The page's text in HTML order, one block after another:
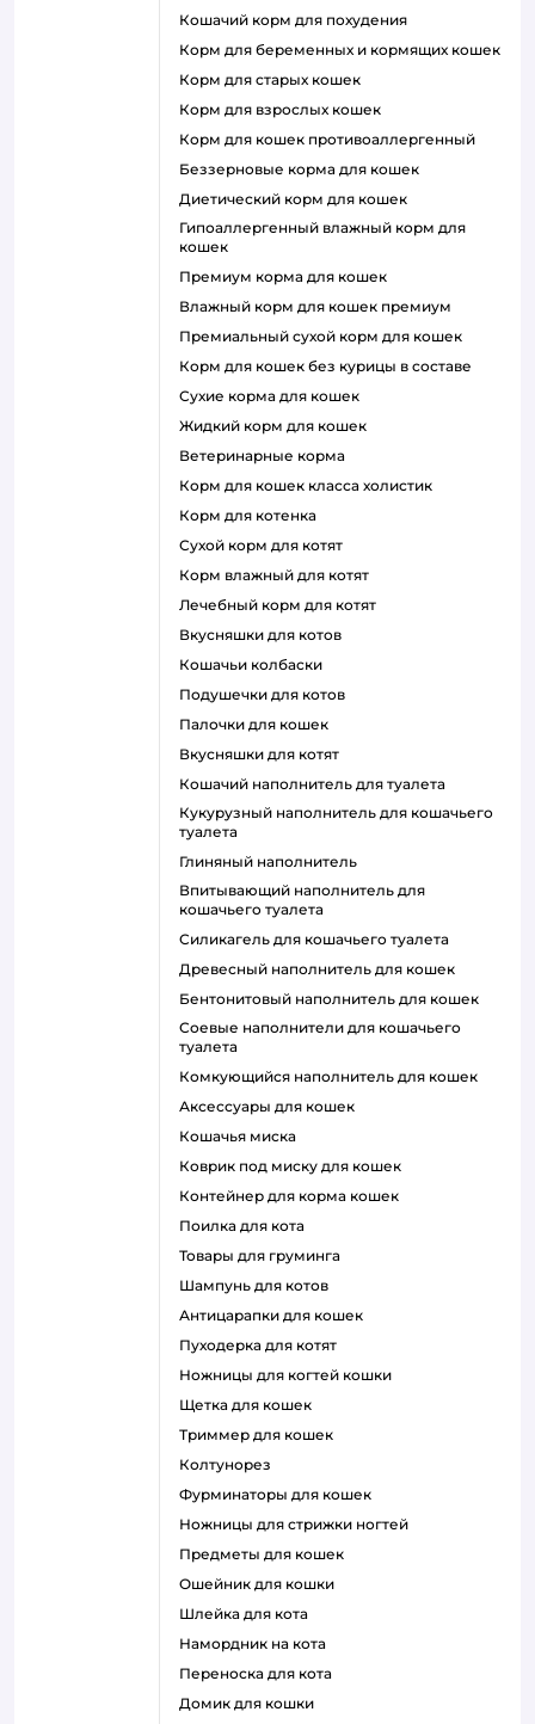
кошачий корм для похудения
корм для беременных и кормящих кошек
корм для старых кошек
корм для взрослых кошек
корм для кошек противоаллергенный
беззерновые корма для кошек
диетический корм для кошек
гипоаллергенный влажный корм для
кошек
премиум корма для кошек
влажный корм для кошек премиум
премиальный сухой корм для кошек
корм для кошек без курицы в составе
сухие корма для кошек
жидкий корм для кошек
ветеринарные корма
корм для кошек класса холистик
корм для котенка
сухой корм для котят
корм влажный для котят
лечебный корм для котят
вкусняшки для котов
кошачьи колбаски
подушечки для котов
палочки для кошек
вкусняшки для котят
кошачий наполнитель для туалета
кукурузный наполнитель для кошачьего
туалета
глиняный наполнитель
впитывающий наполнитель для
кошачьего туалета
силикагель для кошачьего туалета
древесный наполнитель для кошек
бентонитовый наполнитель для кошек
соевые наполнители для кошачьего
туалета
комкующийся наполнитель для кошек
аксессуары для кошек
кошачья миска
коврик под миску для кошек
контейнер для корма кошек
поилка для кота
товары для груминга
шампунь для котов
антицарапки для кошек
пуходерка для котят
ножницы для когтей кошки
щетка для кошек
триммер для кошек
колтунорез
фурминаторы для кошек
ножницы для стрижки ногтей
предметы для кошек
ошейник для кошки
шлейка для кота
намордник на кота
переноска для кота
домик для кошки